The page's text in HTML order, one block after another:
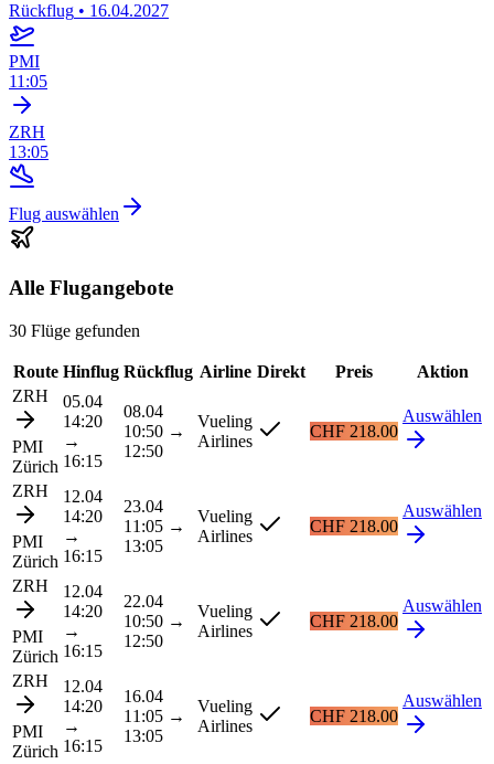
Rückflug • 16.04.2027
PMI
11:05
ZRH
13:05
Flug auswählen
Alle Flugangebote
30 Flüge gefunden
Route Hinflug Rückflug Airline Direkt Preis
Aktion
ZRH
PMI
Zürich
05.04
14:20
→
16:15
08.04
10:50 →
12:50
Vueling
Airlines
CHF 218.00
Auswählen
ZRH
PMI
Zürich
12.04
14:20
→
16:15
23.04
11:05 →
13:05
Vueling
Airlines
CHF 218.00
Auswählen
ZRH
PMI
Zürich
12.04
14:20
→
16:15
22.04
10:50 →
12:50
Vueling
Airlines
CHF 218.00
Auswählen
ZRH
PMI
Zürich
12.04
14:20
→
16:15
16.04
11:05 →
13:05
Vueling
Airlines
CHF 218.00
Auswählen